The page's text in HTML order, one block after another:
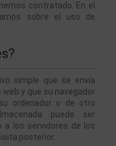
contratado. En el
sobre el uso de
simple que se envía
y que su navegador
ordenador o de otro
puede ser
a los servidores de los
posterior.